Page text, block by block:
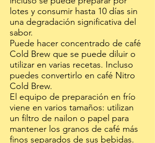
lotes y consumir hasta 10 días sin
una degradación significativa del
sabor.
Puede hacer concentrado de café
Cold Brew que se puede diluir o
utilizar en varias recetas. Incluso
puedes convertirlo en café Nitro
Cold Brew.
El equipo de preparación en frío
viene en varios tamaños: utilizan
un filtro de nailon o papel para
mantener los granos de café más
finos separados de sus bebidas.